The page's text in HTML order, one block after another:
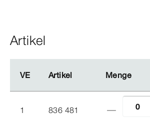
Artikel
VE Artikel Menge
VE Artikel Menge
1 836 481